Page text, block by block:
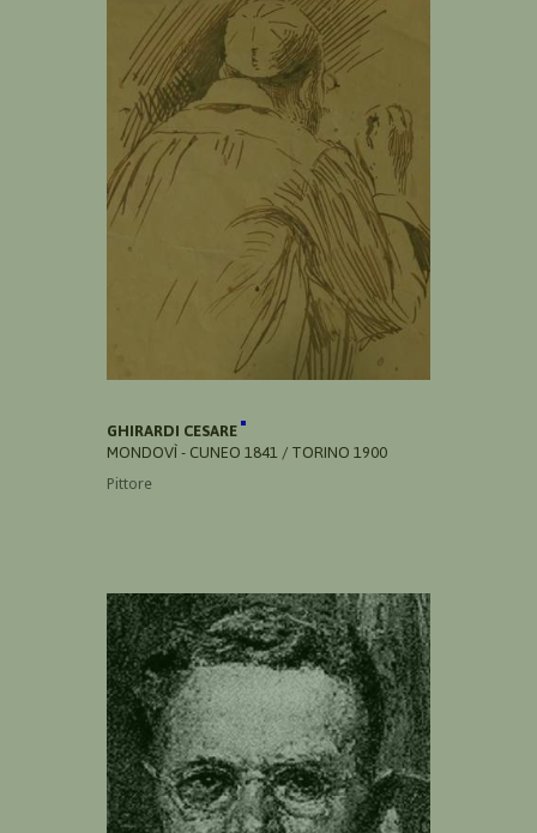
GHIRARDI CESARE
MONDOVÌ - CUNEO 1841 / TORINO 1900
Pittore